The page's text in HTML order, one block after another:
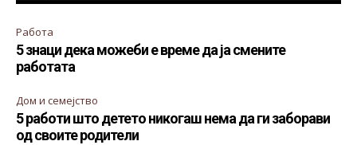
Работа
5 знаци дека можеби е време да ја смените
работата
Дом и семејство
5 работи што детето никогаш нема да ги заборави
од своите родители